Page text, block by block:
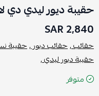
حقيبة ديور ليدي دي
2,840 SAR
حقائب ,حقائب ديور ,حقيبة
حقيبة ديور ليدي ,
متوفر